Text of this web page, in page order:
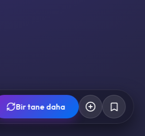
Bir tane daha